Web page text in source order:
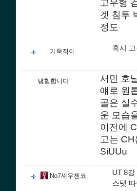
고우형
겟 침투
정도
기묵직이 혹시
탱힐합니다
서민 호
얘로 원
골은 실
운 모습
이전에
고는
SiUUu
No7셰우첸코
UT 8
스탯